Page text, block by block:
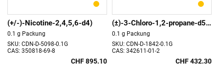
(+/-)-Nicotine-2,4,5,6-d4)
0.1 g Packung
SKU: CDN-D-5098-0.1G
CAS: 350818-69-8
CHF 895.10
(±)-3-Chloro-1,2-propane-d5-diol
0.1 g Packung
SKU: CDN-D-1842-0.1G
CAS: 342611-01-2
CHF 432.30